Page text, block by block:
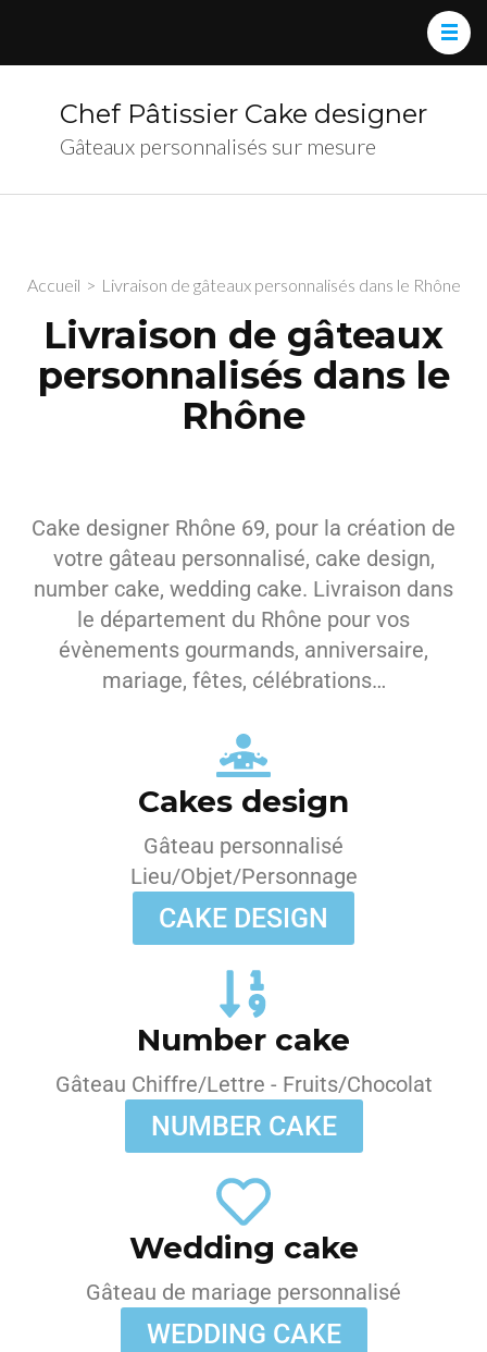
Chef Pâtissier Cake designer
Gâteaux personnalisés sur mesure
Accueil > Livraison de gâteaux personnalisés dans le Rhône
Livraison de gâteaux
personnalisés dans le
Rhône
Cake designer Rhône 69, pour la création de
votre gâteau personnalisé, cake design,
number cake, wedding cake. Livraison dans
le département du Rhône pour vos
évènements gourmands, anniversaire,
mariage, fêtes, célébrations…
Cakes design
Gâteau personnalisé
Lieu/Objet/Personnage
CAKE DESIGN
Number cake
Gâteau Chiffre/Lettre - Fruits/Chocolat
NUMBER CAKE
Wedding cake
Gâteau de mariage personnalisé
WEDDING CAKE